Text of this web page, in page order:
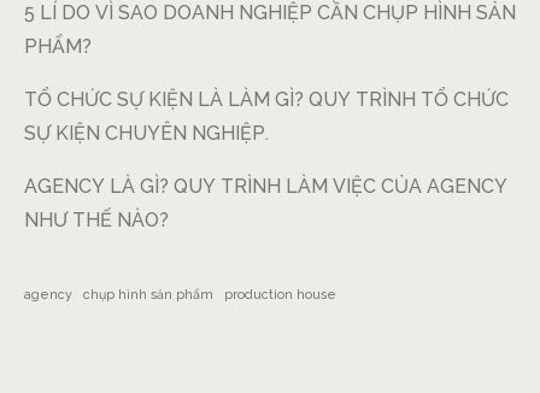
5 LÍ DO VÌ SAO DOANH NGHIỆP CẦN CHỤP HÌNH SẢN
PHẨM?
TỔ CHỨC SỰ KIỆN LÀ LÀM GÌ? QUY TRÌNH TỔ CHỨC
SỰ KIỆN CHUYÊN NGHIỆP.
AGENCY LÀ GÌ? QUY TRÌNH LÀM VIỆC CỦA AGENCY
NHƯ THẾ NÀO?
agency chụp hình sản phẩm production house